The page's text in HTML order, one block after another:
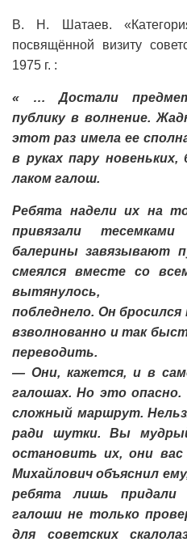
В. Н. Шатаев.
посвящённой визиту
1975 г. :
« … Достали
публику в волнение.
этот раз имела ее
в руках пару
лаком галош.
Ребята надели их на
привязали
балерины завязывают
смеялся вместе со
вытянулось,
побледнело. Он бросился
взволнованно и так
переводить.
— Они, кажется, и в
галошах. Но это
сложный маршрут.
ради шутки. Вы
остановить их, они
Михайлович объяснил
ребята лишь
галоши не только
для советских